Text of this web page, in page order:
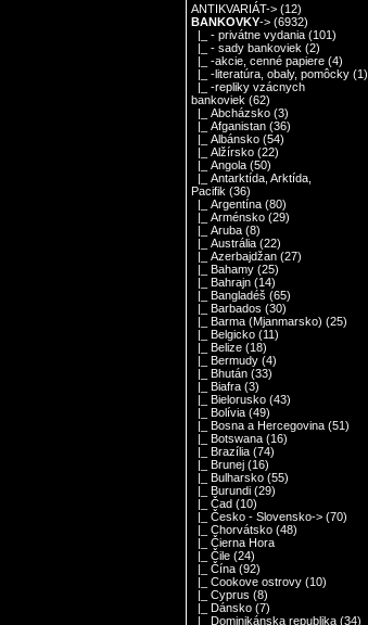
ANTIKVARIÁT-> (12)
BANKOVKY-> (6932)
|_ - privátne vydania (101)
|_ - sady bankoviek (2)
|_ -akcie, cenné papiere (4)
|_ -literatúra, obaly, pomôcky (1)
|_ -repliky vzácnych
bankoviek (62)
|_ Abcházsko (3)
|_ Afganistan (36)
|_ Albánsko (54)
|_ Alžírsko (22)
|_ Angola (50)
|_ Antarktída, Arktída,
Pacifik (36)
|_ Argentína (80)
|_ Arménsko (29)
|_ Aruba (8)
|_ Austrália (22)
|_ Azerbajdžan (27)
|_ Bahamy (25)
|_ Bahrajn (14)
|_ Bangladéš (65)
|_ Barbados (30)
|_ Barma (Mjanmarsko) (25)
|_ Belgicko (11)
|_ Belize (18)
|_ Bermudy (4)
|_ Bhután (33)
|_ Biafra (3)
|_ Bielorusko (43)
|_ Bolívia (49)
|_ Bosna a Hercegovina (51)
|_ Botswana (16)
|_ Brazília (74)
|_ Brunej (16)
|_ Bulharsko (55)
|_ Burundi (29)
|_ Čad (10)
|_ Česko - Slovensko-> (70)
|_ Chorvátsko (48)
|_ Čierna Hora
|_ Čile (24)
|_ Čína (92)
|_ Cookove ostrovy (10)
|_ Cyprus (8)
|_ Dánsko (7)
|_ Dominikánska republika (34)